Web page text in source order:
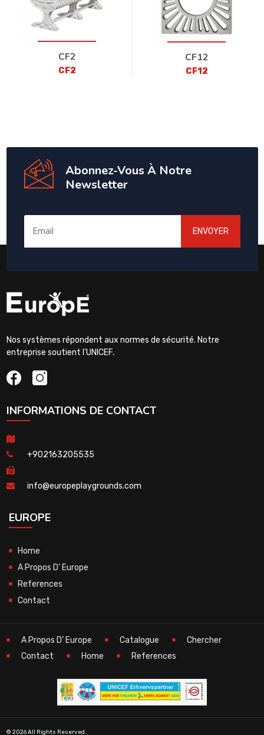
CF2
CF2
CF12
CF12
Abonnez-Vous À Notre
Newsletter
ENVOYER
Nos systèmes répondent aux normes de sécurité. Notre
entreprise soutient l'UNICEF.
INFORMATIONS DE CONTACT
+902163205535
info@europeplaygrounds.com
EUROPE
Home
A Propos D’ Europe
References
Contact
A Propos D’ Europe Catalogue
Chercher
Contact
Home References
© 2026 All Rights Reserved.